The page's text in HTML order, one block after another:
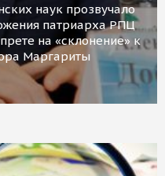
наук прозвучало
патриарха РПЦ
на «склонение» к
Маргариты